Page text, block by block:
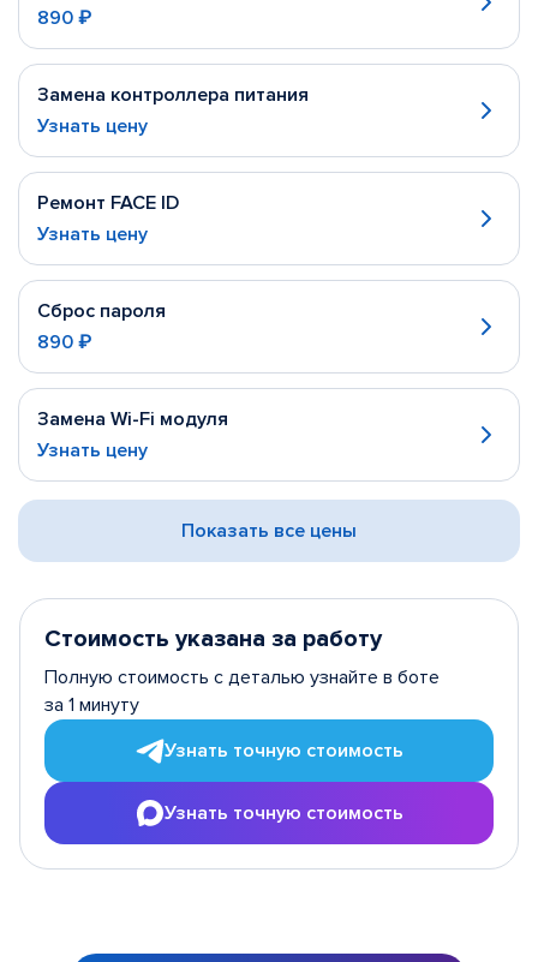
890 ₽
Замена контроллера питания
Узнать цену
Ремонт FACE ID
Узнать цену
Сброс пароля
890 ₽
Замена Wi-Fi модуля
Узнать цену
Показать все цены
Стоимость указана за работу
Полную стоимость с деталью узнайте в боте
за 1 минуту
Узнать точную стоимость
Узнать точную стоимость